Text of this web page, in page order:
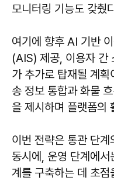
모니터링 기능도 갖췄
여기에 향후 AI 기반
(AIS) 제공, 이용자 간
가 추가로 탑재될 계
송 정보 통합과 화물
을 제시하며 플랫폼의
이번 전략은 통관 단
동시에, 운영 단계에서
계를 구축하는 데 초점